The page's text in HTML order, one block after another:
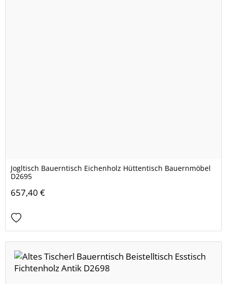
Jogltisch Bauerntisch Eichenholz Hüttentisch Bauernmöbel
D2695
657,40 €